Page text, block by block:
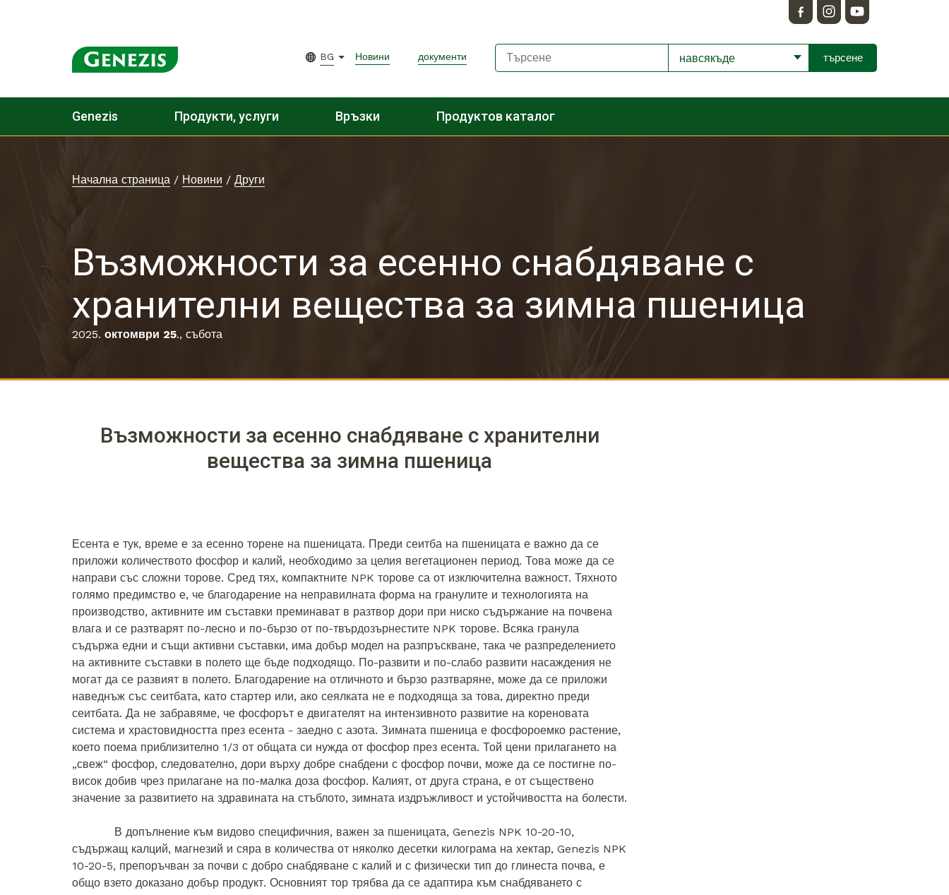
BG Новини документи навсякъде
Genezis Продукти, услуги Връзки Продуктов каталог
Начална страница / Новини / Други
Възможности за есенно снабдяване с
хранителни вещества за зимна пшеница
2025. октомври 25., събота
Възможности за есенно снабдяване с хранителни
вещества за зимна пшеница
Есента е тук, време е за есенно торене на пшеницата. Преди сеитба на пшеницата е важно да се
приложи количеството фосфор и калий, необходимо за целия вегетационен период. Това може да се
направи със сложни торове. Сред тях, компактните NPK торове са от изключителна важност. Тяхното
голямо предимство е, че благодарение на неправилната форма на гранулите и технологията на
производство, активните им съставки преминават в разтвор дори при ниско съдържание на почвена
влага и се разтварят по-лесно и по-бързо от по-твърдозърнестите NPK торове. Всяка гранула
съдържа едни и същи активни съставки, има добър модел на разпръскване, така че разпределението
на активните съставки в полето ще бъде подходящо. По-развити и по-слабо развити насаждения не
могат да се развият в полето. Благодарение на отличното и бързо разтваряне, може да се приложи
наведнъж със сеитбата, като стартер или, ако сеялката не е подходяща за това, директно преди
сеитбата. Да не забравяме, че фосфорът е двигателят на интензивното развитие на кореновата
система и храстовидността през есента - заедно с азота. Зимната пшеница е фосфороемко растение,
което поема приблизително 1/3 от общата си нужда от фосфор през есента. Той цени прилагането на
„свеж“ фосфор, следователно, дори върху добре снабдени с фосфор почви, може да се постигне по-
висок добив чрез прилагане на по-малка доза фосфор. Калият, от друга страна, е от съществено
значение за развитието на здравината на стъблото, зимната издръжливост и устойчивостта на болести.
В допълнение към видово специфичния, важен за пшеницата, Genezis NPK 10-20-10,
съдържащ калций, магнезий и сяра в количества от няколко десетки килограма на хектар, Genezis NPK
10-20-5, препоръчван за почви с добро снабдяване с калий и с физически тип до глинеста почва, е
общо взето доказано добър продукт. Основният тор трябва да се адаптира към снабдяването с